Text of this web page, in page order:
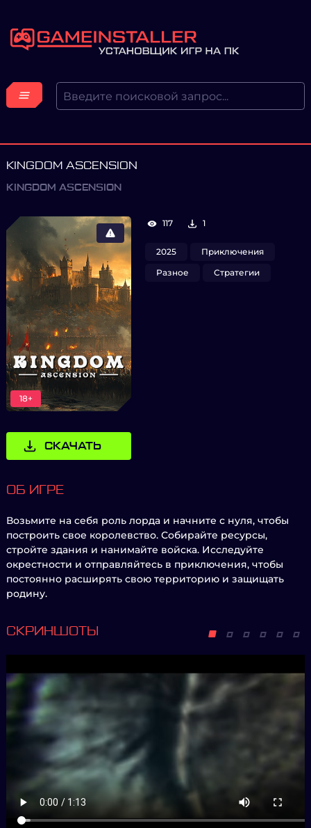
KINGDOM ASCENSION
KINGDOM ASCENSION
18+
СКАЧАТЬ
117 1
2025
Приключения
Разное
Стратегии
ОБ ИГРЕ
Возьмите на себя роль лорда и начните с нуля, чтобы
построить свое королевство. Собирайте ресурсы,
стройте здания и нанимайте войска. Исследуйте
окрестности и отправляйтесь в приключения, чтобы
постоянно расширять свою территорию и защищать
родину.
СКРИНШОТЫ